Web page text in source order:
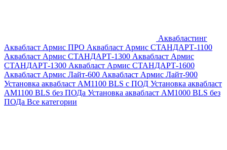
Аквабластинг
Аквабласт Армис ПРО Аквабласт Армис СТАНДАРТ-1100
Аквабласт Армис СТАНДАРТ-1300 Аквабласт Армис
СТАНДАРТ-1300 Аквабласт Армис СТАНДАРТ-1600
Аквабласт Армис Лайт-600 Аквабласт Армис Лайт-900
Установка аквабласт AM1100 BLS с ПОД Установка аквабласт
AM1100 BLS без ПОДа Установка аквабласт AM1000 BLS без
ПОДа Все категории